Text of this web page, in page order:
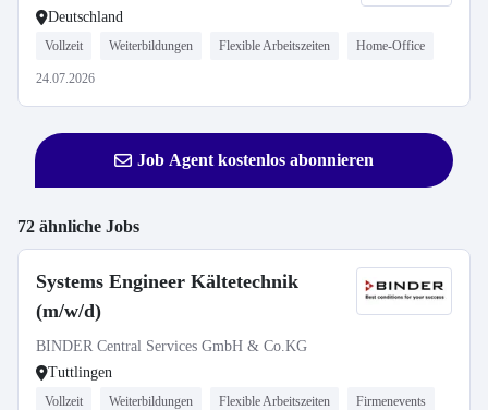
Deutschland
Vollzeit Weiterbildungen Flexible Arbeitszeiten Home-Office
24.07.2026
Job Agent kostenlos abonnieren
72 ähnliche Jobs
Systems Engineer Kältetechnik
(m/w/d)
BINDER Central Services GmbH & Co.KG
Tuttlingen
Vollzeit Weiterbildungen Flexible Arbeitszeiten Firmenevents